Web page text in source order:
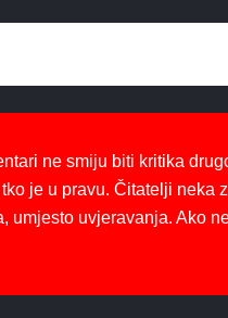
ne smiju biti kritika
je u pravu. Čitatelji neka
umjesto uvjeravanja. Ako